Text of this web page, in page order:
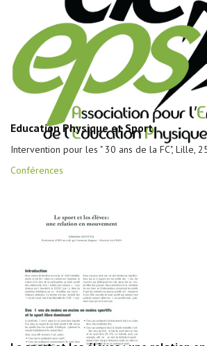
Education Physique et Sport
Intervention pour les " 30 ans de la FC", Lille,
Conférences